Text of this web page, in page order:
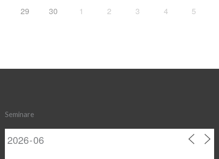
29 30 1 2 3 4 5
Seminare